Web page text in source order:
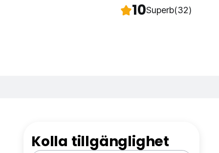
10Superb(32)
Kolla tillgänglighet